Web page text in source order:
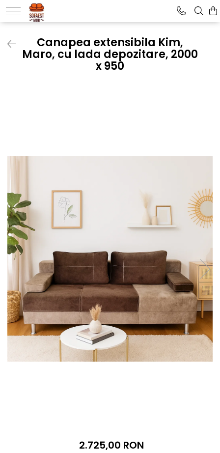
Canapea extensibila Kim,
Maro, cu lada depozitare, 2000
x 950
2.725,00 RON